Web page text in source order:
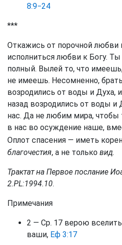
8:9−24
***
Откажись от порочной любви
исполниться любви к Богу.
полный. Вылей то, что
не имеешь. Несомненно,
возродились от воды и Духа,
назад возродились от воды и
нас. Да не любим мира, чтобы
в нас во осуждение наше,
Оплот спасения — иметь
благочестия, а не только вид.
Трактат на Первое послание
2.PL:1994.10.
Примечания
2 — Ср. 17 верою
ваши, Еф 3:17